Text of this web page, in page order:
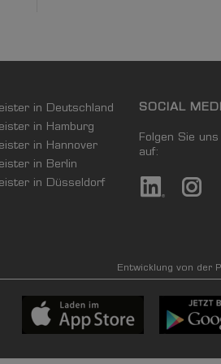
in Deutschland
in Hamburg
in Hannover
in Berlin
in Düsseldorf
SOCIAL
Folgen Sie
auf:
Entwicklung von der